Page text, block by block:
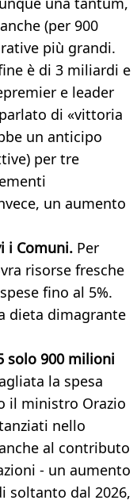
(per 900
più grandi.
è di 3 miliardi e
e leader
di «vittoria
un anticipo
per tre
un aumento
i Comuni. Per
risorse fresche
fino al 5%.
dieta dimagrante
solo 900 milioni
la spesa
il ministro Orazio
nello
al contributo
- un aumento
soltanto dal 2026,